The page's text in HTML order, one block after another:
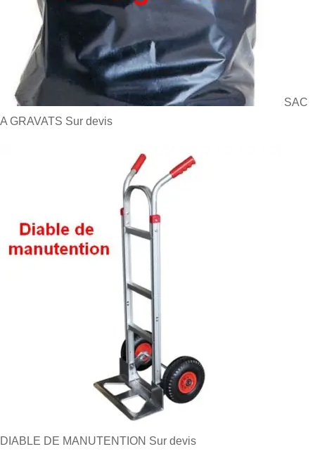
SAC
A GRAVATS Sur devis
DIABLE DE MANUTENTION Sur devis